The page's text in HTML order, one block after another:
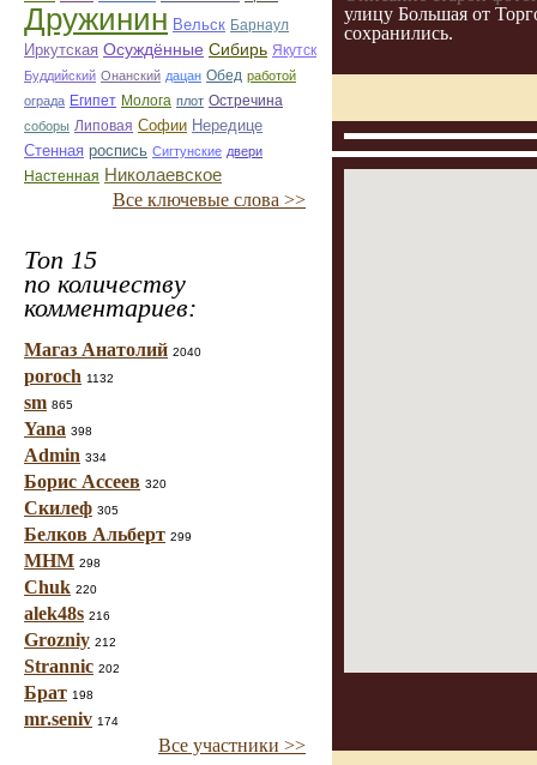
Дружинин Вельск Барнаул
Иркутская Осуждённые Сибирь Якутск
Буддийский Онанский дацан Обед работой
ограда Египет Молога плот Остречина
соборы Липовая Софии Нередице
Стенная роспись Сигтунские двери
Настенная Николаевское
Все ключевые слова >>
Топ 15
по количеству
комментариев:
Магаз Анатолий 2040
poroch 1132
sm 865
Yana 398
Admin 334
Борис Ассеев 320
Скилеф 305
Белков Альберт 299
МНМ 298
Chuk 220
alek48s 216
Grozniy 212
Strannic 202
Брат 198
mr.seniv 174
Все участники >>
улицу Большая от
сохранились.